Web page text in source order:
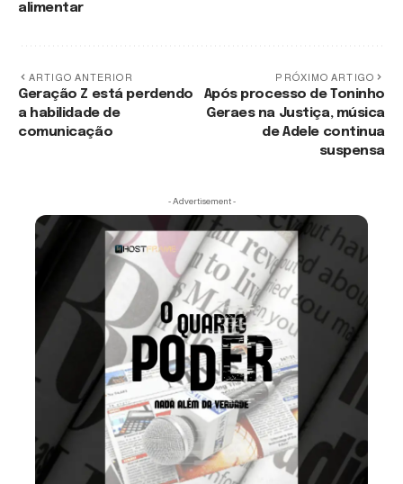
alimentar
ARTIGO ANTERIOR
Geração Z está perdendo
a habilidade de
comunicação
PRÓXIMO ARTIGO
Após processo de Toninho
Geraes na Justiça, música
de Adele continua
suspensa
- Advertisement -